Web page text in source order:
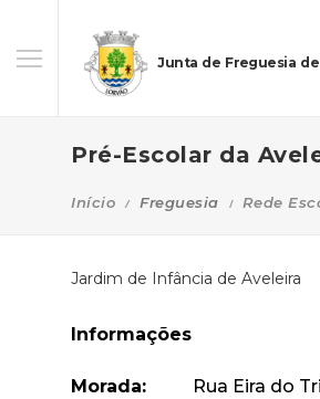
Junta de Freguesia
Pré-Escolar da
Início Freguesia Rede
Jardim de Infância de Aveleira
Informações
Morada: Rua Eira do